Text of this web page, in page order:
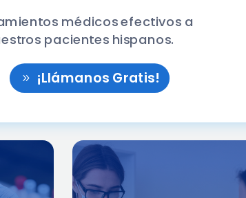
médicos efectivos a
pacientes hispanos.
¡Llámanos Gratis!
de
para
completo
Medicina para la
Mujer